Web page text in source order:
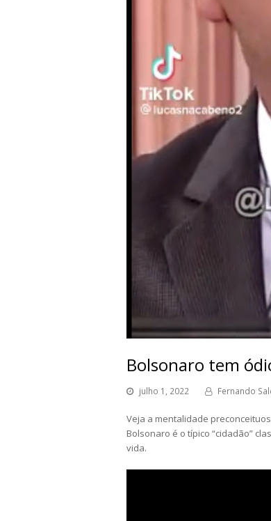
Bolsonaro tem
julho 1, 2022 Fernando
Veja a mentalidade
Bolsonaro é o típico “cidadão”
vida.